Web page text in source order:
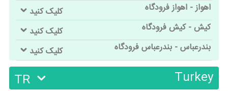
اهواز - اهواز فرودگاه
کلیک کنید
کیش - کیش فرودگاه
کلیک کنید
بندرعباس - بندرعباس فرودگاه
کلیک کنید
Turkey
TR